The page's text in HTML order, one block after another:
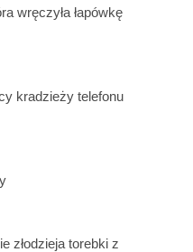
wręczyła łapówkę
kradzieży telefonu
złodzieja torebki z